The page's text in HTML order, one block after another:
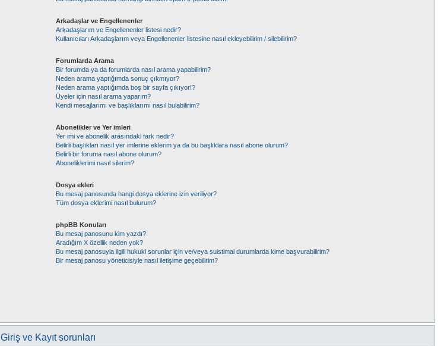
Arkadaşlar ve Engellenenler
Arkadaşlarım ve Engellenenler listesi nedir?
Kullanıcıları Arkadaşlarım veya Engellenenler listesine nasıl ekleyebilirim / silebilirim?
Forumlarda Arama
Bir forumda ya da forumlarda nasıl arama yapabilirim?
Neden arama yaptığımda sonuç çıkmıyor?
Neden arama yaptığımda boş bir sayfa çıkıyor!?
Üyeler için nasıl arama yaparım?
Kendi mesajlarımı ve başlıklarımı nasıl bulabilirim?
Abonelikler ve Yer imleri
Yer imi ve abonelik arasındaki fark nedir?
Belirli başlıkları nasıl yer imlerine eklerim ya da bu başlıklara nasıl abone olurum?
Belirli bir foruma nasıl abone olurum?
Aboneliklerimi nasıl silerim?
Dosya ekleri
Bu mesaj panosunda hangi dosya eklerine izin veriliyor?
Tüm dosya eklerimi nasıl bulurum?
phpBB Konuları
Bu mesaj panosunu kim yazdı?
Aradığım X özellik neden yok?
Bu mesaj panosuyla ilgili hukuki sorunlar için ve/veya suistimal durumlarda kime başvurabilirim?
Bir mesaj panosu yöneticisiyle nasıl iletişime geçebilirim?
Giriş ve Kayıt sorunları